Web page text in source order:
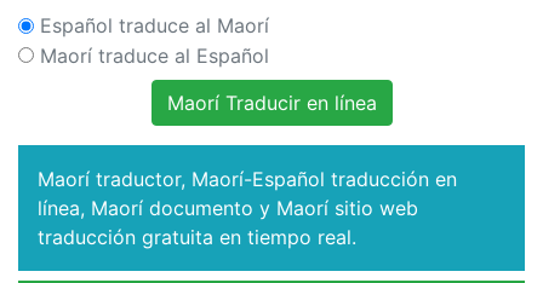
Español traduce al Maorí
Maorí traduce al Español
Maorí Traducir en línea
Maorí traductor, Maorí-Español traducción en
línea, Maorí documento y Maorí sitio web
traducción gratuita en tiempo real.